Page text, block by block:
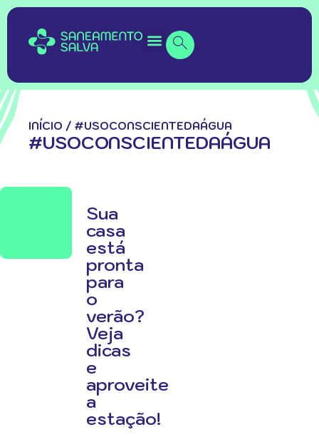
INÍCIO / #USOCONSCIENTEDAÁGUA
#USOCONSCIENTEDAÁGUA
Sua
casa
está
pronta
para
o
verão?
Veja
dicas
e
aproveite
a
estação!